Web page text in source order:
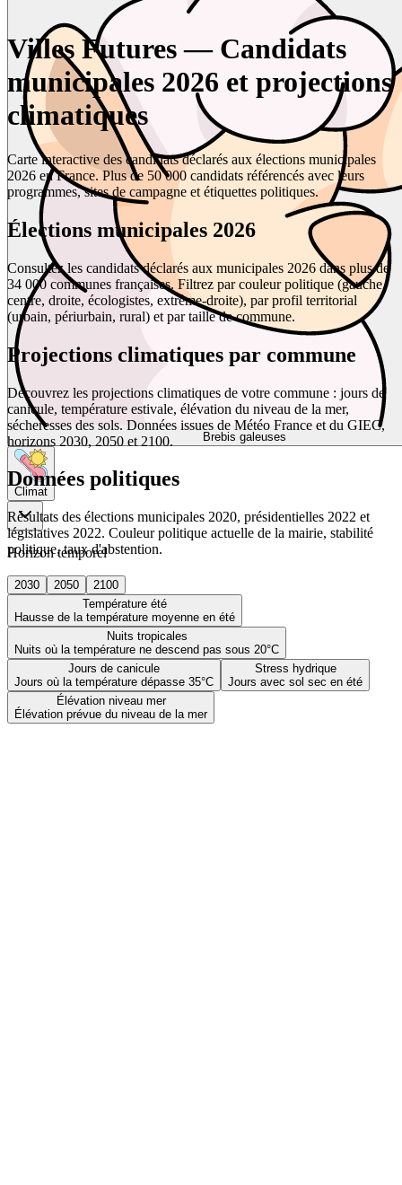
Brebis galeuses
Climat
Horizon temporel
2030 2050
2100
Température été
Hausse de la température moyenne en été
Nuits tropicales
Nuits où la température ne descend pas sous 20°C
Jours de canicule
Jours où la température dépasse 35°C
Stress hydrique
Jours avec sol sec en été
Élévation niveau mer
Élévation prévue du niveau de la mer
Villes Futures — Candidats
municipales 2026 et projections
climatiques
Carte interactive des candidats déclarés aux élections municipales
2026 en France. Plus de 50 000 candidats référencés avec leurs
programmes, sites de campagne et étiquettes politiques.
Élections municipales 2026
Consultez les candidats déclarés aux municipales 2026 dans plus de
34 000 communes françaises. Filtrez par couleur politique (gauche,
centre, droite, écologistes, extrême-droite), par profil territorial
(urbain, périurbain, rural) et par taille de commune.
Projections climatiques par commune
Découvrez les projections climatiques de votre commune : jours de
canicule, température estivale, élévation du niveau de la mer,
sécheresses des sols. Données issues de Météo France et du GIEC,
horizons 2030, 2050 et 2100.
Données politiques
Résultats des élections municipales 2020, présidentielles 2022 et
législatives 2022. Couleur politique actuelle de la mairie, stabilité
politique, taux d'abstention.